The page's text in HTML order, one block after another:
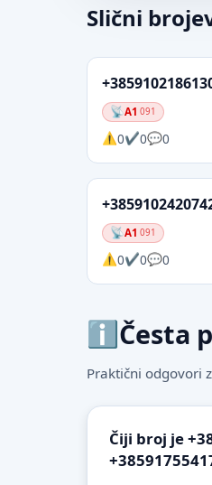
Slični
A1 091
0 0 0
A1 091
0 0 0
Česta
Praktični odgovori
Čiji broj je